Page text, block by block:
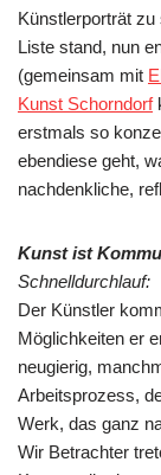
Künstlerporträt
Liste stand, nun
(gemeinsam mit
Kunst Schorndorf
erstmals so
ebendiese geht,
nachdenkliche,
Kunst ist
Schnelldurchlauf:
Der Künstler
Möglichkeiten er
neugierig,
Arbeitsprozess,
Werk, das ganz
Wir Betrachter